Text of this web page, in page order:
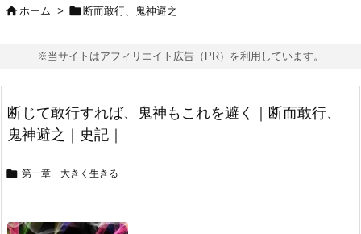
 ホーム >  断而敢行、鬼神避之
※当サイトはアフィリエイト広告（PR）を利用しています。
断じて敢行すれば、鬼神もこれを避く｜断而敢行、
鬼神避之｜史記｜
 第一章 大きく生きる